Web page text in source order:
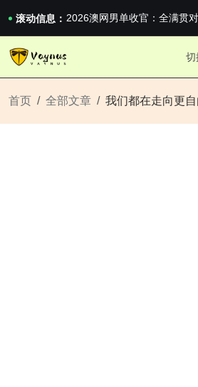
滚动信息： 2026澳网男单收官：全满贯
《巅峰守卫 Highguard》正
iPhone 16e 发布，苹果你不
iPhone 16e 发布，苹果你不
切
首页 全部文章 我们都在走向更